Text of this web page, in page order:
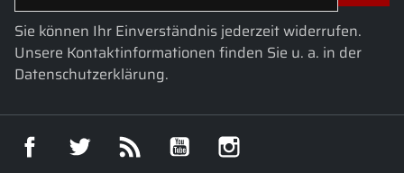
Sie können Ihr Einverständnis jederzeit widerrufen.
Unsere Kontaktinformationen finden Sie u. a. in der
Datenschutzerklärung.
Facebook Twitter RSS YouTube